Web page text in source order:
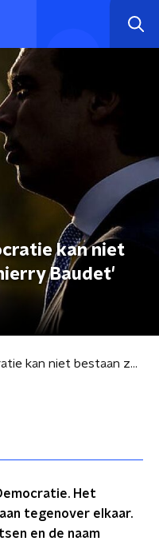
kan niet
Baudet'
'Forum voor Democratie kan niet bestaan zonder Thierry Baudet'
Het
tegenover elkaar.
en de naam